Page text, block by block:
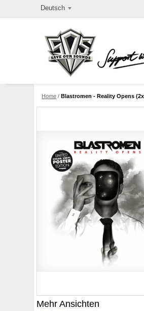
Deutsch
Home /Blastromen - Reality Opens
Mehr Ansichten